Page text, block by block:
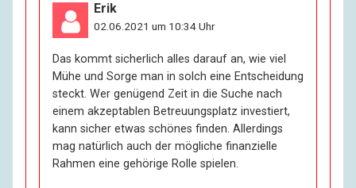
man sich, dass man es findet, nicht, dass man die
Suche abbrechen kann. Wenn man Hunger hat, will
gedacht, ich bin verkehrt programmiert, aber da war
ich schon zu alt, um das Programm umzustellen. Es
wäre leichter, sich unter Kontrolle zu bringen, wenn
man wüsste, wofür.
Sie haben nur wenige Freunde?
Erik
02.06.2021 um 10:34 Uhr
Das kommt sicherlich alles darauf an, wie viel
Mühe und Sorge man in solch eine Entscheidung
steckt. Wer genügend Zeit in die Suche nach
einem akzeptablen Betreuungsplatz investiert,
kann sicher etwas schönes finden. Allerdings
mag natürlich auch der mögliche finanzielle
Rahmen eine gehörige Rolle spielen.